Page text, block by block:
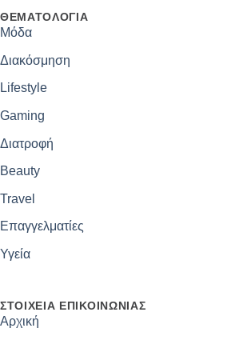
ΘΕΜΑΤΟΛΟΓΊΑ
Μόδα
Διακόσμηση
Lifestyle
Gaming
Διατροφή
Beauty
Travel
Επαγγελματίες
Υγεία
ΣΤΟΙΧΕΊΑ ΕΠΙΚΟΙΝΩΝΊΑΣ
Αρχική